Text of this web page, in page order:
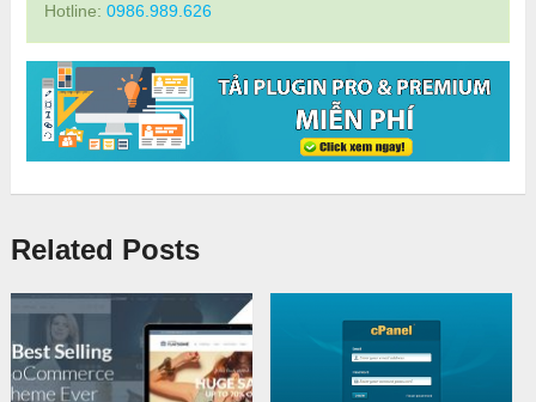
Hotline: 0986.989.626
Related Posts